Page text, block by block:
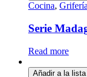
Cocina,
Serie
Read more
Añadir a la